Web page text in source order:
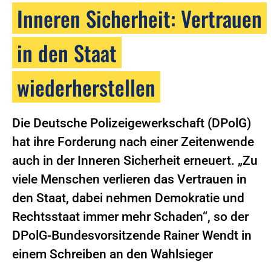
Inneren Sicherheit: Vertrauen
in den Staat
wiederherstellen
Die Deutsche Polizeigewerkschaft (DPolG)
hat ihre Forderung nach einer Zeitenwende
auch in der Inneren Sicherheit erneuert. „Zu
viele Menschen verlieren das Vertrauen in
den Staat, dabei nehmen Demokratie und
Rechtsstaat immer mehr Schaden“, so der
DPolG-Bundesvorsitzende Rainer Wendt in
einem Schreiben an den Wahlsieger